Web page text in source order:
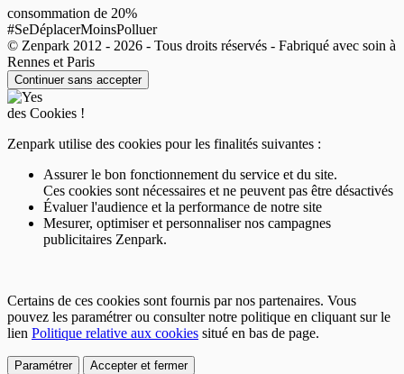
Réserver
+ Abonnements disponibles
24h/7j
109 €/mois
Souscrire un abonnement
Bagnolet - Porte de Montreuil - Novotel
300 rue Etienne Marcel
93170Bagnolet
consommation de 20%
#SeDéplacerMoinsPolluer
© Zenpark 2012 - 2026 - Tous droits réservés - Fabriqué avec soin à
Rennes et Paris
Continuer sans accepter
des Cookies !
Zenpark utilise des cookies pour les finalités suivantes :
Assurer le bon fonctionnement du service et du site.
Ces cookies sont nécessaires et ne peuvent pas être désactivés
Évaluer l'audience et la performance de notre site
Mesurer, optimiser et personnaliser nos campagnes
publicitaires Zenpark.
Certains de ces cookies sont fournis par nos partenaires. Vous
pouvez les paramétrer ou consulter notre politique en cliquant sur le
lien Politique relative aux cookies situé en bas de page.
Paramétrer Accepter et fermer